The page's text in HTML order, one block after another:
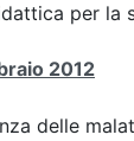
per la
2012
delle